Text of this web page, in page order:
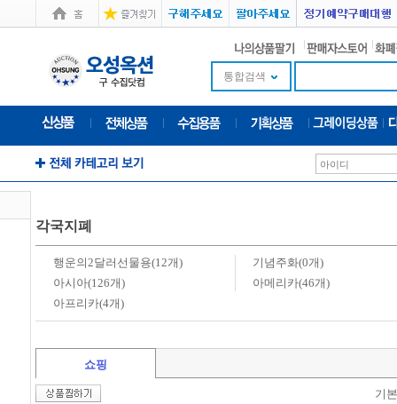
통합검색
각국지폐
행운의2달러선물용(12개)
아시아(126개)
아프리카(4개)
기념주화(0개)
아메리카(46개)
쇼핑
기